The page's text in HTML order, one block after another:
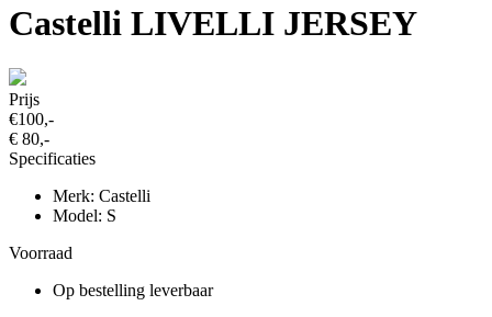
Castelli LIVELLI JERSEY
Prijs
€100,-
€ 80,-
Specificaties
Merk: Castelli
Model: S
Voorraad
Op bestelling leverbaar